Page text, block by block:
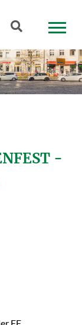
Suchbegriff
-
FF